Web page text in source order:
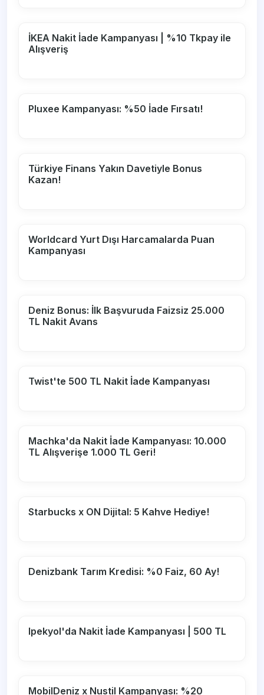
İKEA Nakit İade Kampanyası | %10 Tkpay ile
Alışveriş
Pluxee Kampanyası: %50 İade Fırsatı!
Türkiye Finans Yakın Davetiyle Bonus
Kazan!
Worldcard Yurt Dışı Harcamalarda Puan
Kampanyası
Deniz Bonus: İlk Başvuruda Faizsiz 25.000
TL Nakit Avans
Twist'te 500 TL Nakit İade Kampanyası
Machka'da Nakit İade Kampanyası: 10.000
TL Alışverişe 1.000 TL Geri!
Starbucks x ON Dijital: 5 Kahve Hediye!
Denizbank Tarım Kredisi: %0 Faiz, 60 Ay!
Ipekyol'da Nakit İade Kampanyası | 500 TL
MobilDeniz x Nustil Kampanyası: %20